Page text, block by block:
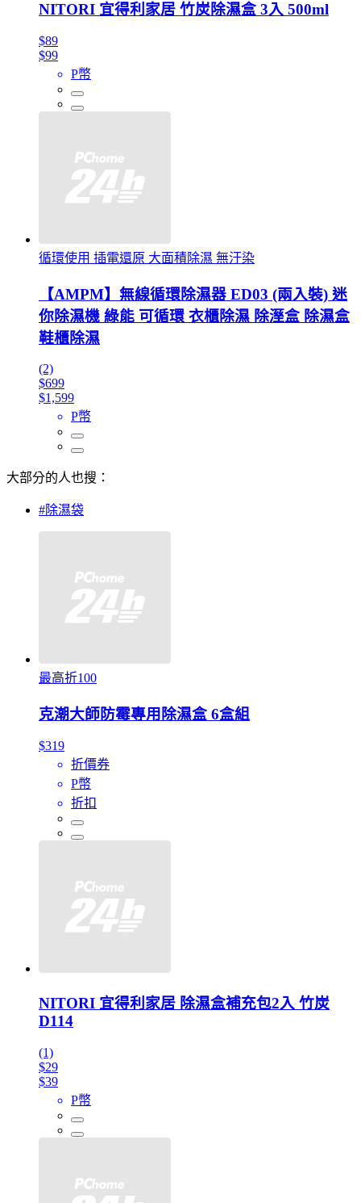
NITORI 宜得利家居 竹炭除濕盒 3入 500ml
$89
$99
P幣
循環使用 插電還原 大面積除濕 無汙染
【AMPM】無線循環除濕器 ED03 (兩入裝) 迷
你除濕機 綠能 可循環 衣櫃除濕 除溼盒 除濕盒
鞋櫃除濕
(2)
$699
$1,599
P幣
大部分的人也搜：
#除濕袋
最高折100
克潮大師防霉專用除濕盒 6盒組
$319
折價券
P幣
折扣
NITORI 宜得利家居 除濕盒補充包2入 竹炭
D114
(1)
$29
$39
P幣